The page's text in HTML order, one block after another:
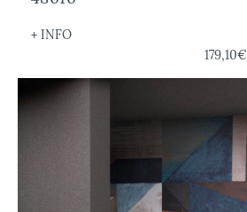
+ INFO
179,10€